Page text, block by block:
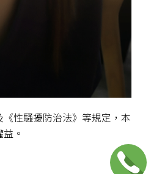
性騷擾防治法》等規定，本
。